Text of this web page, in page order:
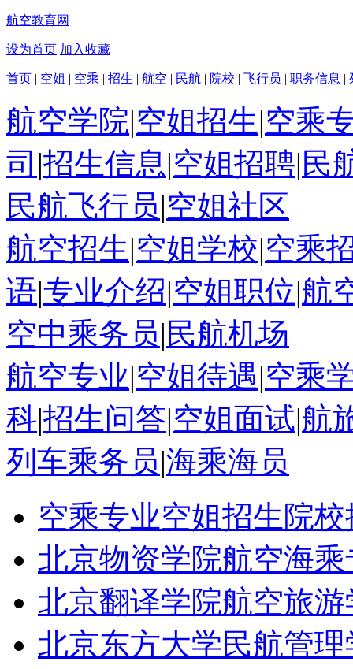
航空教育网
设为首页 加入收藏
首页 | 空姐 | 空乘 | 招生 | 航空 | 民航 | 院校 | 飞行员 | 职务信息 |
航空学院|空姐招生|空乘
司 |招生信息|空姐招聘| 民
民航飞行员|空姐社区
航空招生|空姐学校|空乘
语|专业介绍|空姐职位|航
空中乘务员| 民航机场
航空专业|空姐待遇|空乘
科|招生问答|空姐面试|航
列车乘务员|海乘海员
空乘专业空姐招生院
北京物资学院航空海乘
北京翻译学院航空旅游
北京东方大学民航管理